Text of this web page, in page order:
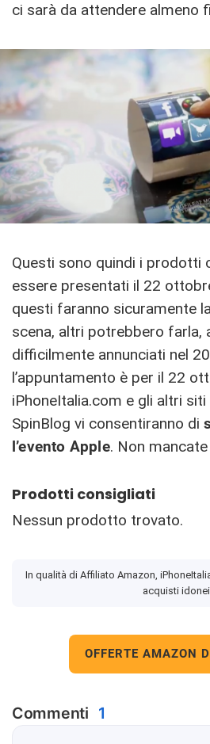
ci sarà da attendere almeno
Questi sono quindi i prodotti
essere presentati il 22
questi faranno sicuramente
scena, altri potrebbero farla,
difficilmente annunciati nel
l’appuntamento è per il 22
iPhoneItalia.com e gli altri
SpinBlog vi consentiranno di
l’evento Apple. Non
Prodotti consigliati
Nessun prodotto trovato.
In qualità di Affiliato Amazon,
acquisti idonei.
OFFERTE AMAZON
Commenti 1